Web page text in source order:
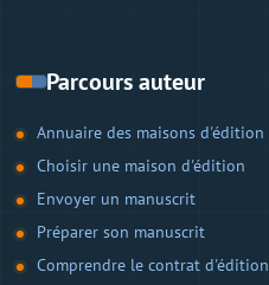
Parcours auteur
Annuaire des maisons d'édition
Choisir une maison d'édition
Envoyer un manuscrit
Préparer son manuscrit
Comprendre le contrat d'édition